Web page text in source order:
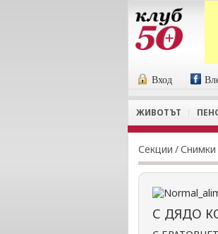
Вход
ЖИВОТЪТ
Секции /Снимки
С ДЯДО